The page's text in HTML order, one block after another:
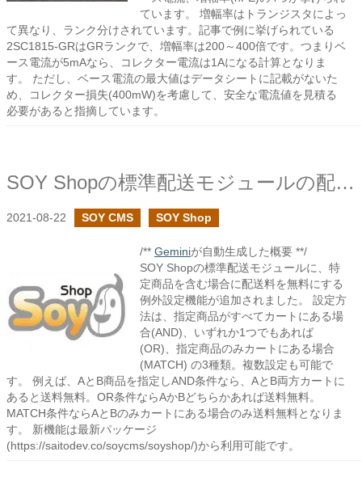
ています。 増幅率はトランジスタによっ
て異なり、ランク分けされています。記事で例に挙げられている
2SC1815-GRはGRランクで、増幅率は200～400倍です。つまりベ
ース電流が5mAなら、コレクター電流は1Aになる計算となりま
す。 ただし、ベース電流の最大値はデータシートに記載がないた
め、コレクター損失(400mW)を考慮して、安全な電流値を見積る
必要があると指摘しています。
SOY Shopの標準配送モジュールの配送料無料設定で例外の設定を追加しました
2021-08-22 SOY CMS SOY Shop
/** Geminiが自動生成した概要 **/
SOY Shopの標準配送モジュールに、特
定商品を含む場合に配送料を無料にする
例外設定機能が追加されました。 設定方
法は、指定商品がすべてカートにある場
合(AND)、いずれか1つでもあれば
(OR)、指定商品のみカートにある場合
(MATCH) の3種類。複数設定も可能で
す。 例えば、AとB商品を指定しAND条件なら、AとB両方カートに
あると送料無料。OR条件ならAかBどちらかあれば送料無料。
MATCH条件ならAとBのみカートにある場合のみ送料無料となりま
す。 新機能は最新パッケージ
(https://saitodev.co/soycms/soyshop/)から利用可能です。